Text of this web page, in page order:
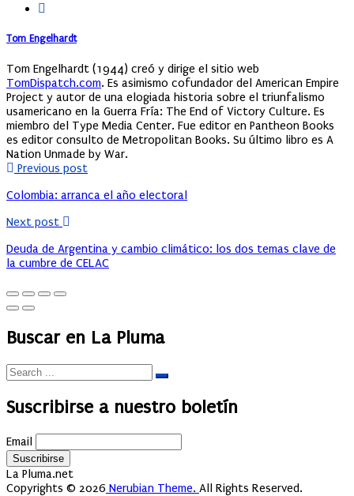
Tom Engelhardt
Tom Engelhardt (1944) creó y dirige el sitio web
TomDispatch.com. Es asimismo cofundador del American Empire
Project y autor de una elogiada historia sobre el triunfalismo
usamericano en la Guerra Fría: The End of Victory Culture. Es
miembro del Type Media Center. Fue editor en Pantheon Books
es editor consulto de Metropolitan Books. Su último libro es A
Nation Unmade by War.
Previous post
Colombia: arranca el año electoral
Next post
Deuda de Argentina y cambio climático: los dos temas clave de
la cumbre de CELAC
Buscar en La Pluma
Suscribirse a nuestro boletín
Email
La Pluma.net
Copyrights © 2026 Nerubian Theme. All Rights Reserved.